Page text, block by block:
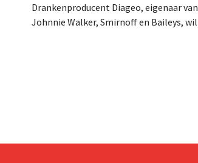
Drankenproducent Diageo, eigenaar van
Johnnie Walker, Smirnoff en Baileys, wil